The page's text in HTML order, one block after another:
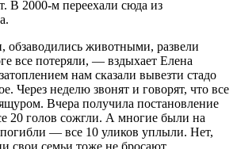
В 2000-м переехали сюда из
животными, развели
все потеряли, — вздыхает Елена
нам сказали вывезти стадо
Через неделю звонят и говорят, что все
Вчера получила постановление
20 голов сожгли. А многие были на
— все 10 уликов уплыли. Нет,
свои семьи тоже не бросают.